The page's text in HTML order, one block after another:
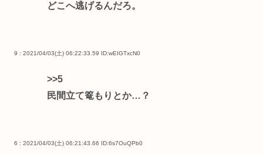
どこへ逃げるんだろ。
9 : 2021/04/03(土) 06:22:33.59 ID:wEIGTxcN0
>>5
民間立て篭もりとか…？
6 : 2021/04/03(土) 06:21:43.66 ID:6s7OuQPb0